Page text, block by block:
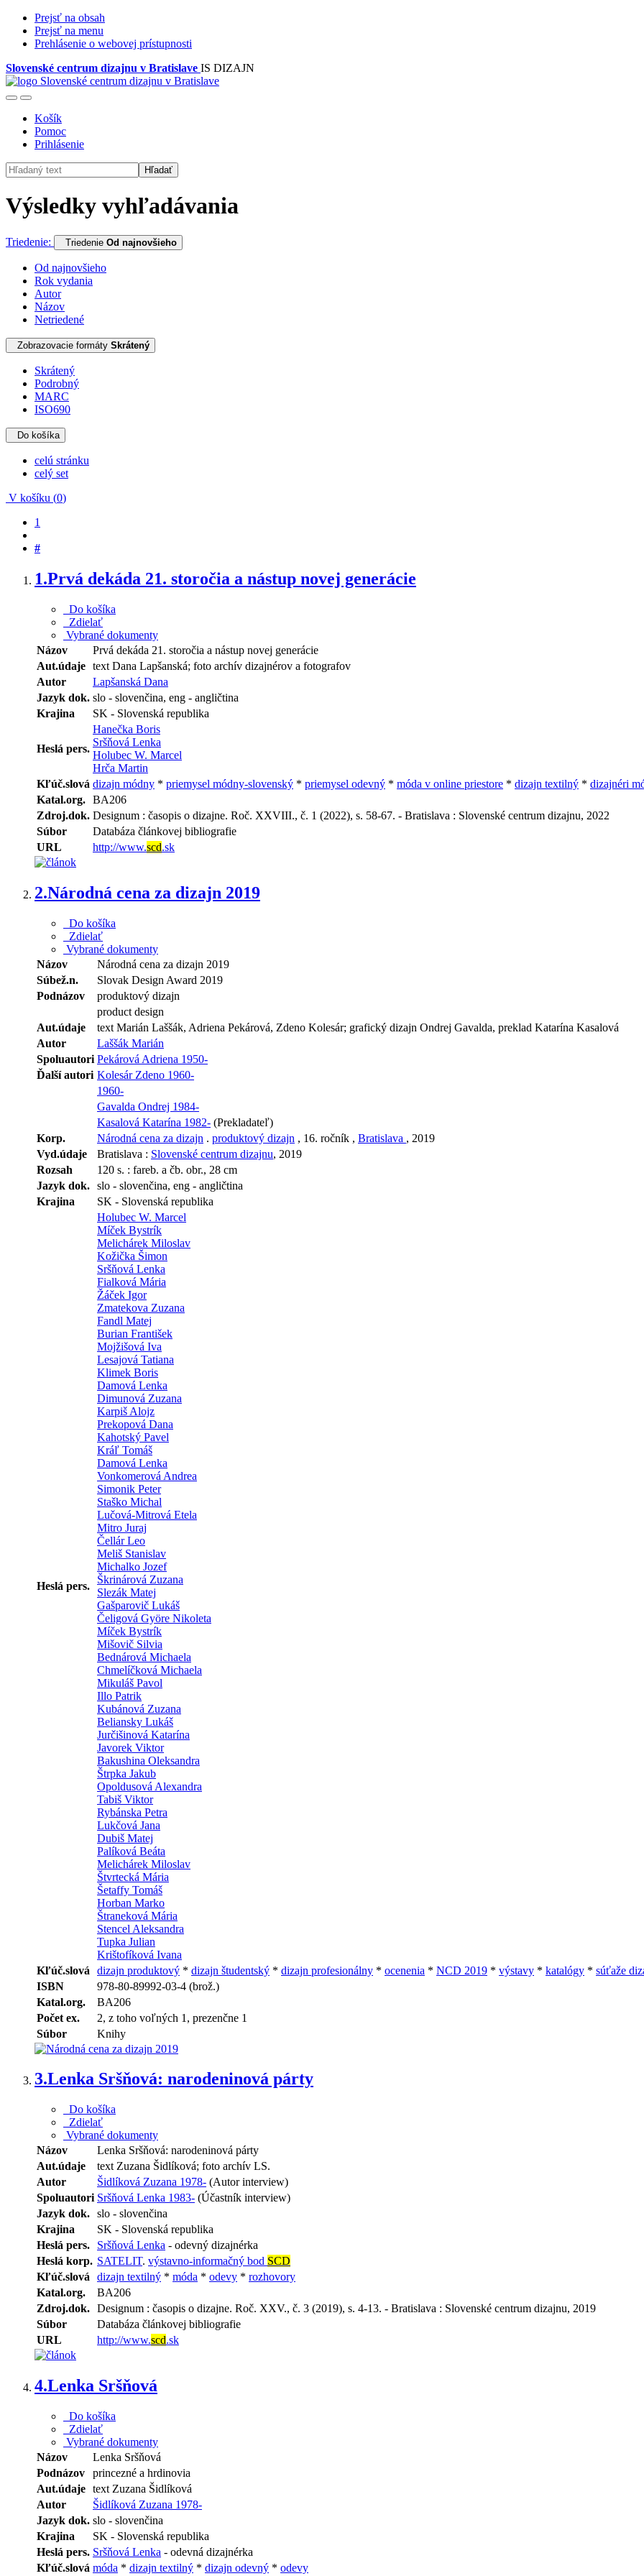
Prejsť na obsah
Prejsť na menu
Prehlásenie o webovej prístupnosti
Slovenské centrum dizajnu v Bratislave IS DIZAJN
Košík
Pomoc
Prihlásenie
Hľadať
Výsledky vyhľadávania
Triedenie: Triedenie Od najnovšieho
Od najnovšieho
Rok vydania
Autor
Názov
Netriedené
Zobrazovacie formáty Skrátený
Skrátený
Podrobný
MARC
ISO690
Do košíka
celú stránku
celý set
V košíku (0)
1
#
1.Prvá dekáda 21. storočia a nástup novej generácie
Do košíka
Zdielať
Vybrané dokumenty
Názov
Prvá dekáda 21. storočia a nástup novej generácie
Aut.údaje text Dana Lapšanská; foto archív dizajnérov a fotografov
Autor
Lapšanská Dana
Jazyk dok. slo - slovenčina, eng - angličtina
Krajina
SK - Slovenská republika
Heslá pers.
Hanečka Boris
Sršňová Lenka
Holubec W. Marcel
Hrča Martin
Kľúč.slová dizajn módny * priemysel módny-slovenský * priemysel odevný * móda v online priestore * dizajn textilný * dizajnéri
Katal.org. BA206
Zdroj.dok. Designum : časopis o dizajne. Roč. XXVIII., č. 1 (2022), s. 58-67. - Bratislava : Slovenské centrum dizajnu, 2022
Súbor
Databáza článkovej bibliografie
URL
http://www.scd.sk
2.Národná cena za dizajn 2019
Do košíka
Zdielať
Vybrané dokumenty
Názov
Národná cena za dizajn 2019
Súbež.n.
Slovak Design Award 2019
Podnázov
produktový dizajn
product design
Aut.údaje
text Marián Laššák, Adriena Pekárová, Zdeno Kolesár; grafický dizajn Ondrej Gavalda, preklad Katarína Kasalová
Autor
Laššák Marián
Spoluautori Pekárová Adriena 1950-
Ďalší autori Kolesár Zdeno 1960-
1960-
Gavalda Ondrej 1984-
Kasalová Katarína 1982- (Prekladateľ)
Korp.
Národná cena za dizajn . produktový dizajn , 16. ročník , Bratislava , 2019
Vyd.údaje
Bratislava : Slovenské centrum dizajnu, 2019
Rozsah
120 s. : fareb. a čb. obr., 28 cm
Jazyk dok. slo - slovenčina, eng - angličtina
Krajina
SK - Slovenská republika
Heslá pers.
Holubec W. Marcel
Míček Bystrík
Melichárek Miloslav
Kožička Šimon
Sršňová Lenka
Fialková Mária
Žáček Igor
Zmatekova Zuzana
Fandl Matej
Burian František
Mojžišová Iva
Lesajová Tatiana
Klimek Boris
Damová Lenka
Dimunová Zuzana
Karpiš Alojz
Prekopová Dana
Kahotský Pavel
Kráľ Tomáš
Damová Lenka
Vonkomerová Andrea
Simonik Peter
Staško Michal
Lučová-Mitrová Etela
Mitro Juraj
Čellár Leo
Meliš Stanislav
Michalko Jozef
Škrinárová Zuzana
Slezák Matej
Gašparovič Lukáš
Čeligová Györe Nikoleta
Míček Bystrík
Mišovič Silvia
Bednárová Michaela
Chmelíčková Michaela
Mikuláš Pavol
Illo Patrik
Kubánová Zuzana
Beliansky Lukáš
Jurčišinová Katarína
Javorek Viktor
Bakushina Oleksandra
Štrpka Jakub
Opoldusová Alexandra
Tabiš Viktor
Rybánska Petra
Lukčová Jana
Dubiš Matej
Palíková Beáta
Melichárek Miloslav
Štvrtecká Mária
Šetaffy Tomáš
Horban Marko
Štraneková Mária
Stencel Aleksandra
Tupka Julian
Krištofíková Ivana
Kľúč.slová
dizajn produktový * dizajn študentský * dizajn profesionálny * ocenenia * NCD 2019 * výstavy * katalógy * súťaže
ISBN
978-80-89992-03-4 (brož.)
Katal.org.
BA206
Počet ex.
2, z toho voľných 1, prezenčne 1
Súbor
Knihy
3.Lenka Sršňová: narodeninová párty
Do košíka
Zdielať
Vybrané dokumenty
Názov
Lenka Sršňová: narodeninová párty
Aut.údaje
text Zuzana Šidlíková; foto archív LS.
Autor
Šidlíková Zuzana 1978- (Autor interview)
Spoluautori Sršňová Lenka 1983- (Účastník interview)
Jazyk dok. slo - slovenčina
Krajina
SK - Slovenská republika
Heslá pers.
Sršňová Lenka - odevný dizajnérka
Heslá korp. SATELIT. výstavno-informačný bod SCD
Kľúč.slová
dizajn textilný * móda * odevy * rozhovory
Katal.org.
BA206
Zdroj.dok. Designum : časopis o dizajne. Roč. XXV., č. 3 (2019), s. 4-13. - Bratislava : Slovenské centrum dizajnu, 2019
Súbor
Databáza článkovej bibliografie
URL
http://www.scd.sk
4.Lenka Sršňová
Do košíka
Zdielať
Vybrané dokumenty
Názov
Lenka Sršňová
Podnázov
princezné a hrdinovia
Aut.údaje text Zuzana Šidlíková
Autor
Šidlíková Zuzana 1978-
Jazyk dok. slo - slovenčina
Krajina
SK - Slovenská republika
Heslá pers. Sršňová Lenka - odevná dizajnérka
Kľúč.slová móda * dizajn textilný * dizajn odevný * odevy